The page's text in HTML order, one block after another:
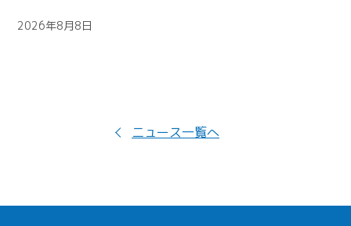
2026年8月8日
ニュース一覧へ